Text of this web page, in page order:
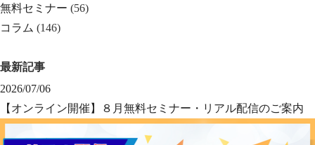
無料セミナー (56)
コラム (146)
最新記事
2026/07/06
【オンライン開催】８月無料セミナー・リアル配信のご案内